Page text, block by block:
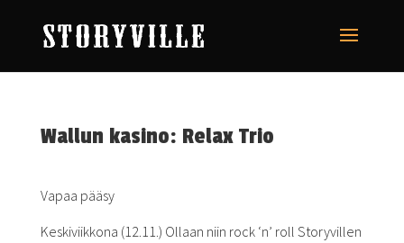
Wallun kasino: Relax Trio
Vapaa pääsy
Keskiviikkona (12.11.) Ollaan niin rock ‘n’ roll Storyvillen